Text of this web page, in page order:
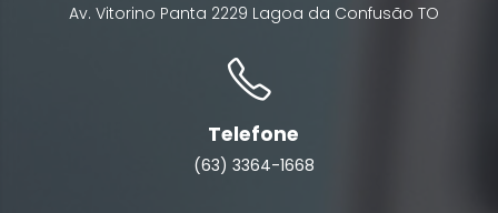
Av. Vitorino Panta 2229 Lagoa da Confusão TO
Telefone
(63) 3364-1668